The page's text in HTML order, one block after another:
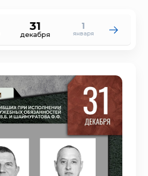
31
декабря
1
января